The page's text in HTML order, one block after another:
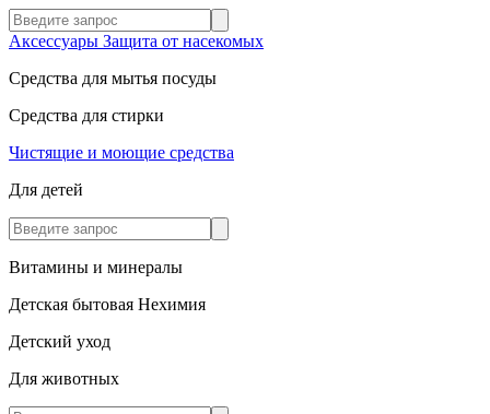
Аксессуары Защита от насекомых
Средства для мытья посуды
Средства для стирки
Чистящие и моющие средства
Для детей
Витамины и минералы
Детская бытовая Нехимия
Детский уход
Для животных